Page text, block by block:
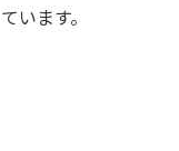
ています。